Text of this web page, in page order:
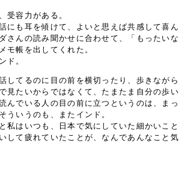
受容力がある。
にも耳を傾けて、よいと思えば共感して喜
さんの読み聞かせに合わせて、「もったい
モ帳を出してくれた。
ド。
してるのに目の前を横切ったり、歩きなが
見たいからではなくて、たまたま自分の歩
んでいる人の目の前に立つというのは、ま
ういうのも、またインド。
私はいつも、日本で気にしていた細かいこ
して疲れていたことが、なんであんなこと